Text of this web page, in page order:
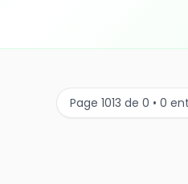
Page 1013 de 0 • 0